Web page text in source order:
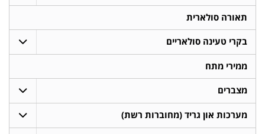
תאורה סולארית
בקרי טעינה סולאריים
ממירי מתח
מצברים
מערכות און גריד (מחוברות רשת)